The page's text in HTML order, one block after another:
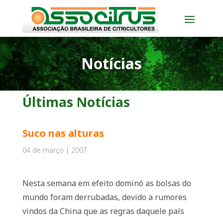
Notícias
Últimas Notícias
Suco nas alturas
04 de março | 2007
Nesta semana em efeito dominó as bolsas do
mundo foram derrubadas, devido a rumores
vindos da China que as regras daquele país